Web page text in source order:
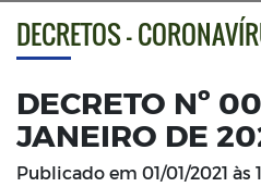
DECRETOS -
DECRETO Nº
JANEIRO DE
Publicado em 01/01/2021 às